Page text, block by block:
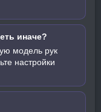
иначе?
модель рук
настройки